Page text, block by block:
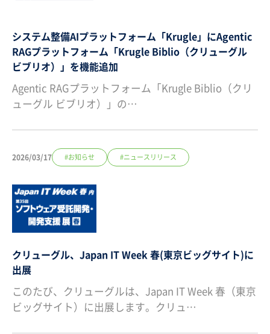
システム整備AIプラットフォーム「Krugle」にAgentic
RAGプラットフォーム「Krugle Biblio（クリューグル
ビブリオ）」を機能追加
Agentic RAGプラットフォーム「Krugle Biblio（クリ
ューグル ビブリオ）」の…
2026/03/17 #お知らせ #ニュースリリース
クリューグル、Japan IT Week 春(東京ビッグサイト)に
出展
このたび、クリューグルは、Japan IT Week 春（東京
ビッグサイト）に出展します。クリュ…